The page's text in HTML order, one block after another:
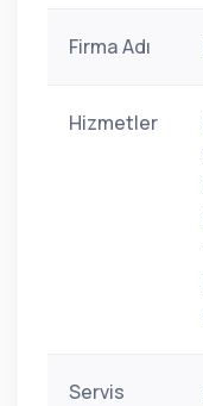
Firma Adı
Hizmetler
Servis